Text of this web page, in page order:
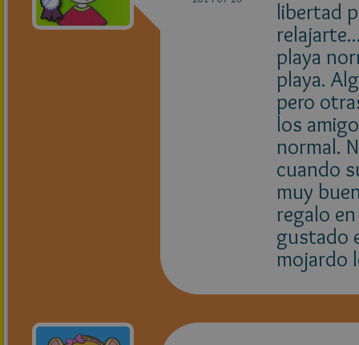
libertad
playa
playa.
pero
los
normal.
cuando
muy
regalo
gustado
mojardo